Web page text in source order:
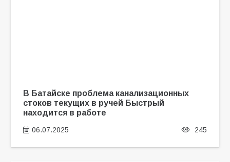
В Батайске проблема канализационных
стоков текущих в ручей Быстрый
находится в работе
06.07.2025 245